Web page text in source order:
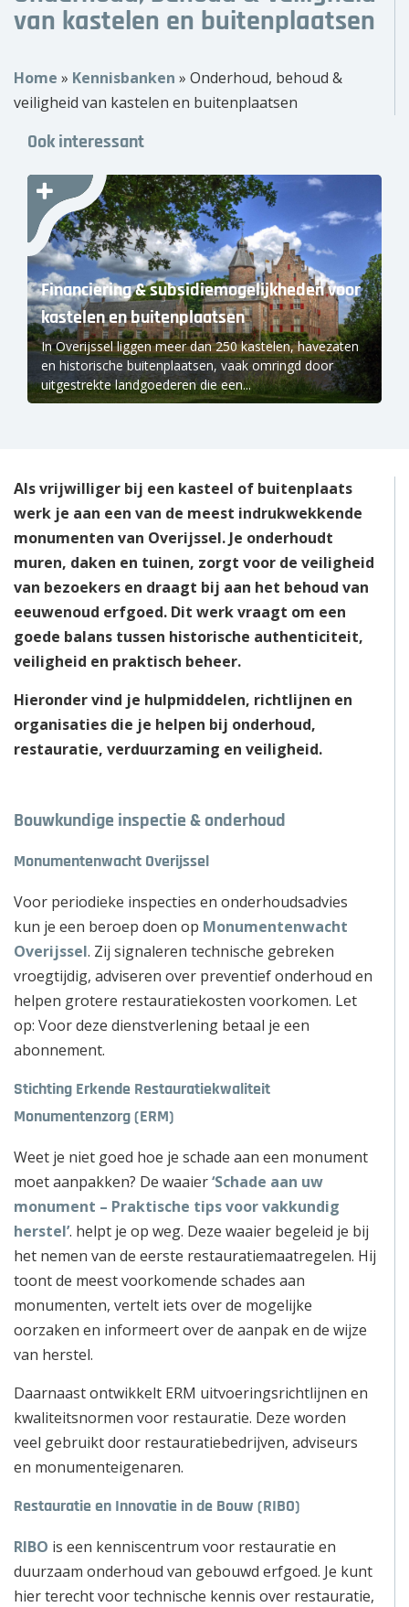
Over ons
Onze partners
Zoek
naar:
van kastelen en buitenplaatsen
Home » Kennisbanken » Onderhoud, behoud &
veiligheid van kastelen en buitenplaatsen
Ook interessant
Financiering & subsidiemogelijkheden voor
kastelen en buitenplaatsen
In Overijssel liggen meer dan 250 kastelen, havezaten
en historische buitenplaatsen, vaak omringd door
uitgestrekte landgoederen die een...
Als vrijwilliger bij een kasteel of buitenplaats
werk je aan een van de meest indrukwekkende
monumenten van Overijssel. Je onderhoudt
muren, daken en tuinen, zorgt voor de veiligheid
van bezoekers en draagt bij aan het behoud van
eeuwenoud erfgoed. Dit werk vraagt om een
goede balans tussen historische authenticiteit,
veiligheid en praktisch beheer.
Hieronder vind je hulpmiddelen, richtlijnen en
organisaties die je helpen bij onderhoud,
restauratie, verduurzaming en veiligheid.
Bouwkundige inspectie & onderhoud
Monumentenwacht Overijssel
Voor periodieke inspecties en onderhoudsadvies
kun je een beroep doen op Monumentenwacht
Overijssel. Zij signaleren technische gebreken
vroegtijdig, adviseren over preventief onderhoud en
helpen grotere restauratiekosten voorkomen. Let
op: Voor deze dienstverlening betaal je een
abonnement.
Stichting Erkende Restauratiekwaliteit
Monumentenzorg (ERM)
Weet je niet goed hoe je schade aan een monument
moet aanpakken? De waaier‘Schade aan uw
monument – Praktische tips voor vakkundig
herstel’. helpt je op weg. Deze waaier begeleid je bij
het nemen van de eerste restauratiemaatregelen. Hij
toont de meest voorkomende schades aan
monumenten, vertelt iets over de mogelijke
oorzaken en informeert over de aanpak en de wijze
van herstel.
Daarnaast ontwikkelt ERM uitvoeringsrichtlijnen en
kwaliteitsnormen voor restauratie. Deze worden
veel gebruikt door restauratiebedrijven, adviseurs
en monumenteigenaren.
Restauratie en Innovatie in de Bouw (RIBO)
RIBO is een kenniscentrum voor restauratie en
duurzaam onderhoud van gebouwd erfgoed. Je kunt
hier terecht voor technische kennis over restauratie,